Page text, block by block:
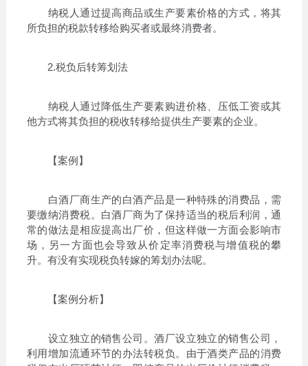
纳税人通过提高商品或生产要素价格的方式，将其
所负担的税款转移给购买者或最终消费者。
2.税负后转筹划法
纳税人通过降低生产要素购进价格、压低工资或其
他方式将其负担的税收转移给提供生产要素的企业。
【案例】
白酒厂商生产的白酒产品是一种特殊的消费品，需
要缴纳消费税。白酒厂商为了保持适当的税后利润，通
常的做法是相应提高出厂价，但这样做一方面会影响市
场，另一方面也会导致从价定率消费税与增值税的攀
升。有没有实现税负转嫁的筹划办法呢。
【案例分析】
设立独立的销售公司。酒厂设立独立的销售公司，
利用增加流通环节的办法转税负。由于酒类产品的消费